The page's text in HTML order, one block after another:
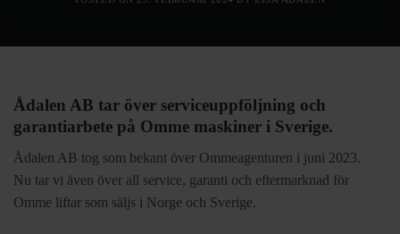
Ådalen AB tar över serviceuppföljning och
garantiarbete på Omme maskiner i Sverige.
Ådalen AB tog som bekant över Ommeagenturen i juni 2023.
Nu tar vi även över all service, garanti och eftermarknad för
Omme liftar som säljs i Norge och Sverige.